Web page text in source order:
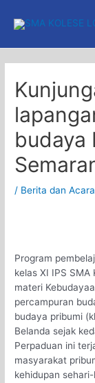
budaya
/ Berita dan
Program
kelas XI IPS
materi
percampuran
budaya pribumi
Belanda sejak
Perpaduan ini
masyarakat
kehidupan